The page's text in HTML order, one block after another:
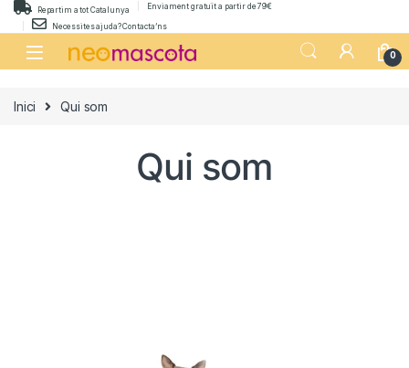
Skip to navigation
Skip to content
Repartim a tot Catalunya Enviament gratuït a partir de 79€
Necessites ajuda? Contacta’ns
0
Inici Qui som
Qui som